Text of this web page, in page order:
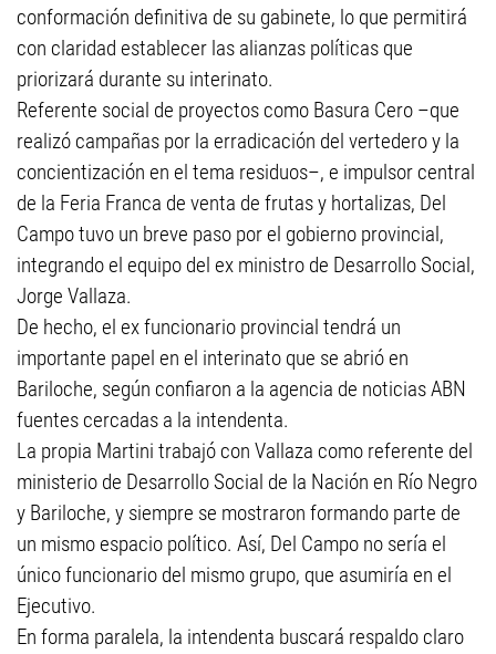
conformación definitiva de su gabinete, lo que permitirá
con claridad establecer las alianzas políticas que
priorizará durante su interinato.
Referente social de proyectos como Basura Cero –que
realizó campañas por la erradicación del vertedero y la
concientización en el tema residuos–, e impulsor central
de la Feria Franca de venta de frutas y hortalizas, Del
Campo tuvo un breve paso por el gobierno provincial,
integrando el equipo del ex ministro de Desarrollo Social,
Jorge Vallaza.
De hecho, el ex funcionario provincial tendrá un
importante papel en el interinato que se abrió en
Bariloche, según confiaron a la agencia de noticias ABN
fuentes cercadas a la intendenta.
La propia Martini trabajó con Vallaza como referente del
ministerio de Desarrollo Social de la Nación en Río Negro
y Bariloche, y siempre se mostraron formando parte de
un mismo espacio político. Así, Del Campo no sería el
único funcionario del mismo grupo, que asumiría en el
Ejecutivo.
En forma paralela, la intendenta buscará respaldo claro